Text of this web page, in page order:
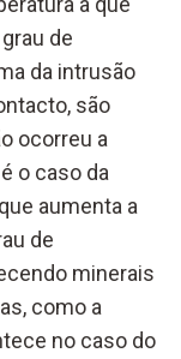
de
da intrusão
são
ocorreu a
o caso da
aumenta a
de
minerais
como a
no caso do